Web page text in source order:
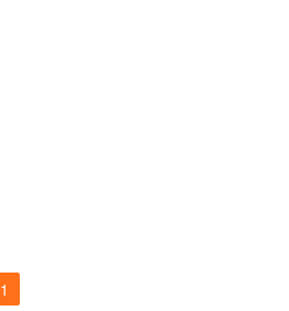
1